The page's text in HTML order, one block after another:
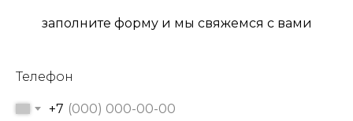
заполните форму и мы свяжемся с вами
Телефон
+7